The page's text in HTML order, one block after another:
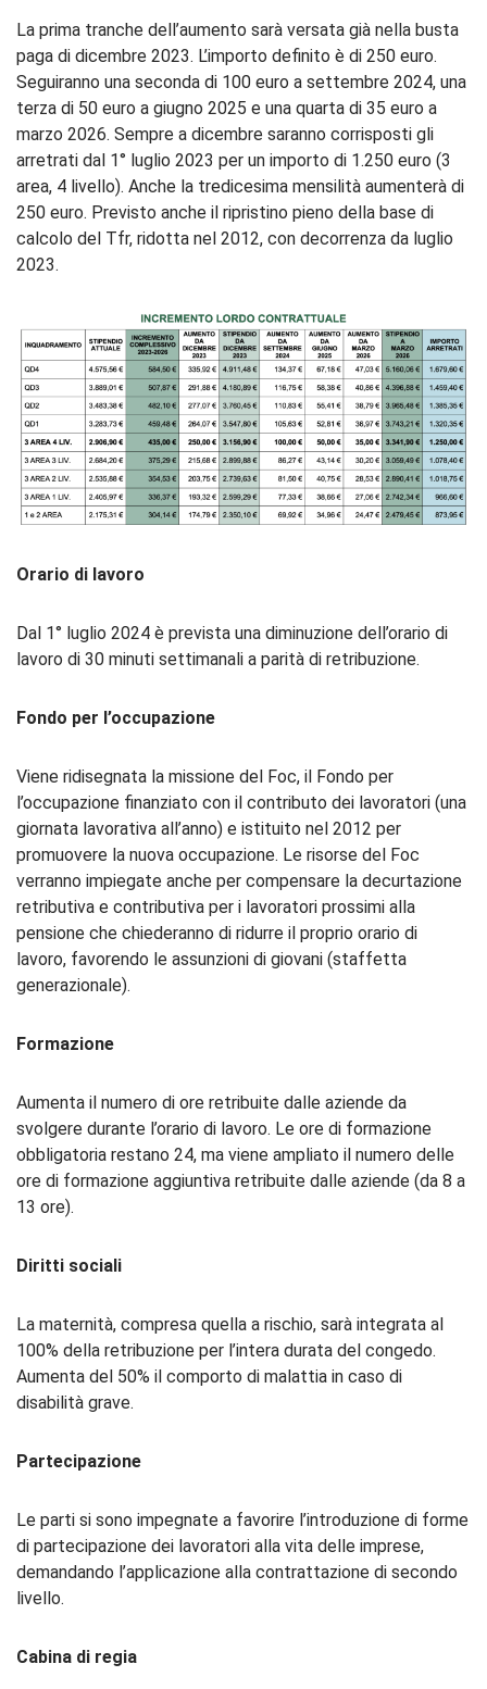
La prima tranche dell’aumento sarà versata già nella busta
paga di dicembre 2023. L’importo definito è di 250 euro.
Seguiranno una seconda di 100 euro a settembre 2024, una
terza di 50 euro a giugno 2025 e una quarta di 35 euro a
marzo 2026. Sempre a dicembre saranno corrisposti gli
arretrati dal 1° luglio 2023 per un importo di 1.250 euro (3
area, 4 livello). Anche la tredicesima mensilità aumenterà di
250 euro. Previsto anche il ripristino pieno della base di
calcolo del Tfr, ridotta nel 2012, con decorrenza da luglio
2023.
Orario di lavoro
Dal 1° luglio 2024 è prevista una diminuzione dell’orario di
lavoro di 30 minuti settimanali a parità di retribuzione.
Fondo per l’occupazione
Viene ridisegnata la missione del Foc, il Fondo per
l’occupazione finanziato con il contributo dei lavoratori (una
giornata lavorativa all’anno) e istituito nel 2012 per
promuovere la nuova occupazione. Le risorse del Foc
verranno impiegate anche per compensare la decurtazione
retributiva e contributiva per i lavoratori prossimi alla
pensione che chiederanno di ridurre il proprio orario di
lavoro, favorendo le assunzioni di giovani (staffetta
generazionale).
Formazione
Aumenta il numero di ore retribuite dalle aziende da
svolgere durante l’orario di lavoro. Le ore di formazione
obbligatoria restano 24, ma viene ampliato il numero delle
ore di formazione aggiuntiva retribuite dalle aziende (da 8 a
13 ore).
Diritti sociali
La maternità, compresa quella a rischio, sarà integrata al
100% della retribuzione per l’intera durata del congedo.
Aumenta del 50% il comporto di malattia in caso di
disabilità grave.
Partecipazione
Le parti si sono impegnate a favorire l’introduzione di forme
di partecipazione dei lavoratori alla vita delle imprese,
demandando l’applicazione alla contrattazione di secondo
livello.
Cabina di regia